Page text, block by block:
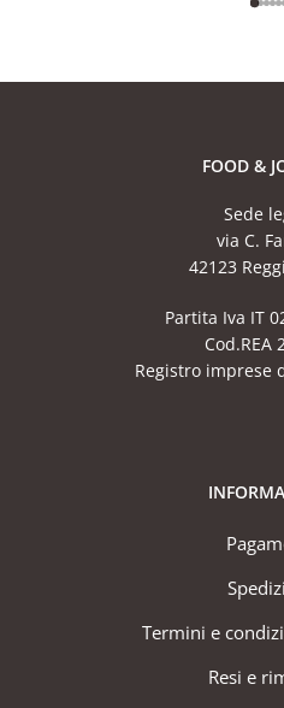
FOOD &
Sede
via C.
42123
Partita Iva IT
Cod.REA
Registro imprese
Termini e
Resi e